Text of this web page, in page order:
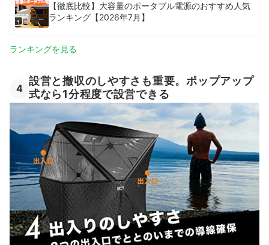
【徹底比較】大容量のポータブル電源のおすすめ人気
ランキング【2026年7月】
ランキングを見る
4
設営と撤収のしやすさも重要。ポップアップ
式なら1分程度で設営できる